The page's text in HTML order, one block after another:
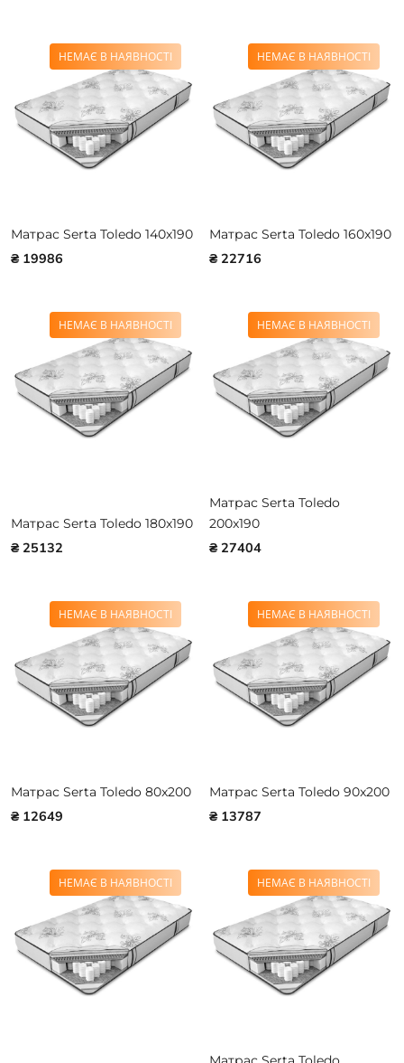
НЕМАЄ В НАЯВНОСТІ
Матрас Serta Toledo 140x190
₴ 19986
НЕМАЄ В НАЯВНОСТІ
Матрас Serta Toledo 160x190
₴ 22716
НЕМАЄ В НАЯВНОСТІ
Матрас Serta Toledo 180x190
₴ 25132
НЕМАЄ В НАЯВНОСТІ
Матрас Serta Toledo
200x190
₴ 27404
НЕМАЄ В НАЯВНОСТІ
Матрас Serta Toledo 80x200
₴ 12649
НЕМАЄ В НАЯВНОСТІ
Матрас Serta Toledo 90x200
₴ 13787
НЕМАЄ В НАЯВНОСТІ НЕМАЄ В НАЯВНОСТІ